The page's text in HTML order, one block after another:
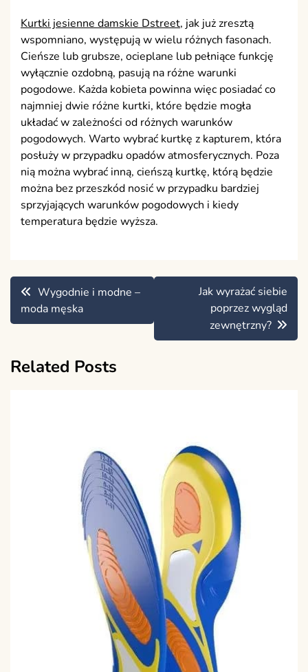
Kurtki jesienne damskie Dstreet, jak już zresztą
wspomniano, występują w wielu różnych fasonach.
Cieńsze lub grubsze, ocieplane lub pełniące funkcję
wyłącznie ozdobną, pasują na różne warunki
pogodowe. Każda kobieta powinna więc posiadać co
najmniej dwie różne kurtki, które będzie mogła
układać w zależności od różnych warunków
pogodowych. Warto wybrać kurtkę z kapturem, która
posłuży w przypadku opadów atmosferycznych. Poza
nią można wybrać inną, cieńszą kurtkę, którą będzie
można bez przeszkód nosić w przypadku bardziej
sprzyjających warunków pogodowych i kiedy
temperatura będzie wyższa.
Nawigacja
wpisu
Wygodnie i modne –
moda męska
Jak wyrażać siebie
poprzez wygląd
zewnętrzny?
Related Posts